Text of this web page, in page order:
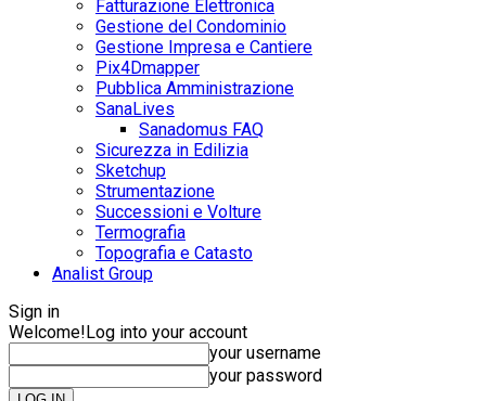
Fatturazione Elettronica
Gestione del Condominio
Gestione Impresa e Cantiere
Pix4Dmapper
Pubblica Amministrazione
SanaLives
Sanadomus FAQ
Sicurezza in Edilizia
Sketchup
Strumentazione
Successioni e Volture
Termografia
Topografia e Catasto
Analist Group
Sign in
Welcome!Log into your account
your username
your password